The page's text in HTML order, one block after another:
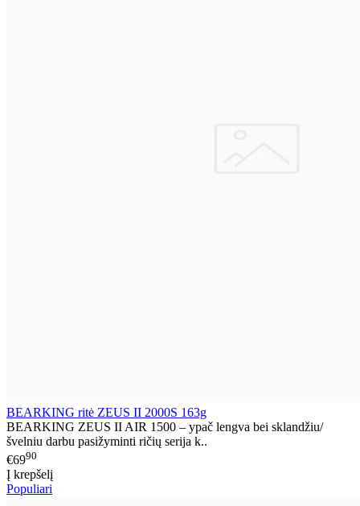
BEARKING ritė ZEUS II 2000S 163g
BEARKING ZEUS II AIR 1500 – ypač lengva bei sklandžiu/
švelniu darbu pasižyminti ričių serija k..
€6990
Į krepšelį
Populiari